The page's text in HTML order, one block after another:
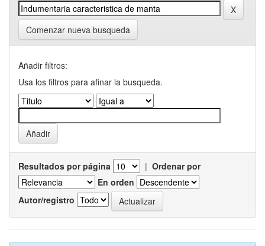
Comenzar nueva busqueda
Añadir filtros:
Usa los filtros para afinar la busqueda.
Resultados por página | Ordenar por
En orden
Autor/registro